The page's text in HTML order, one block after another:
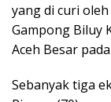
yang di curi
Gampong Biluy
Aceh Besar
Sebanyak tiga